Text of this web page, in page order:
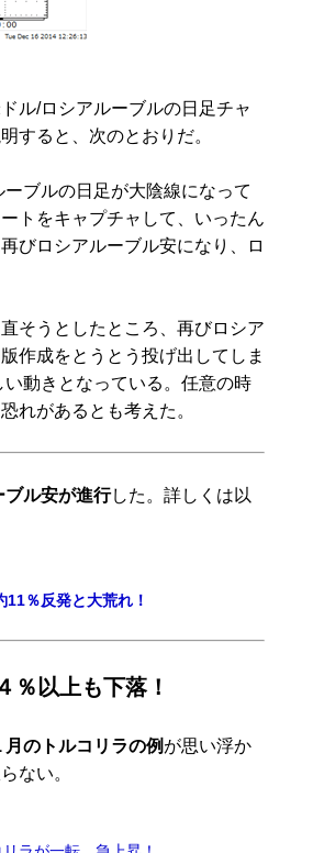
ル/ロシアルーブルの日足チャ
すると、次のとおりだ。
ブルの日足が大陰線になって
トをキャプチャして、いったん
びロシアルーブル安になり、ロ
そうとしたところ、再びロシア
作成をとうとう投げ出してしま
動きとなっている。任意の時
れがあるとも考えた。
ブル安が進行した。詳しくは以
％反発と大荒れ！
％以上も下落！
のトルコリラの例 が思い浮か
ない。